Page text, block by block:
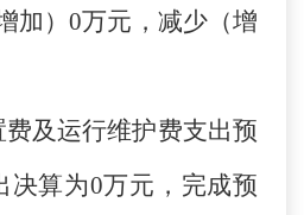
加）0万元，减少（增
及运行维护费支出预
决算为0万元，完成预